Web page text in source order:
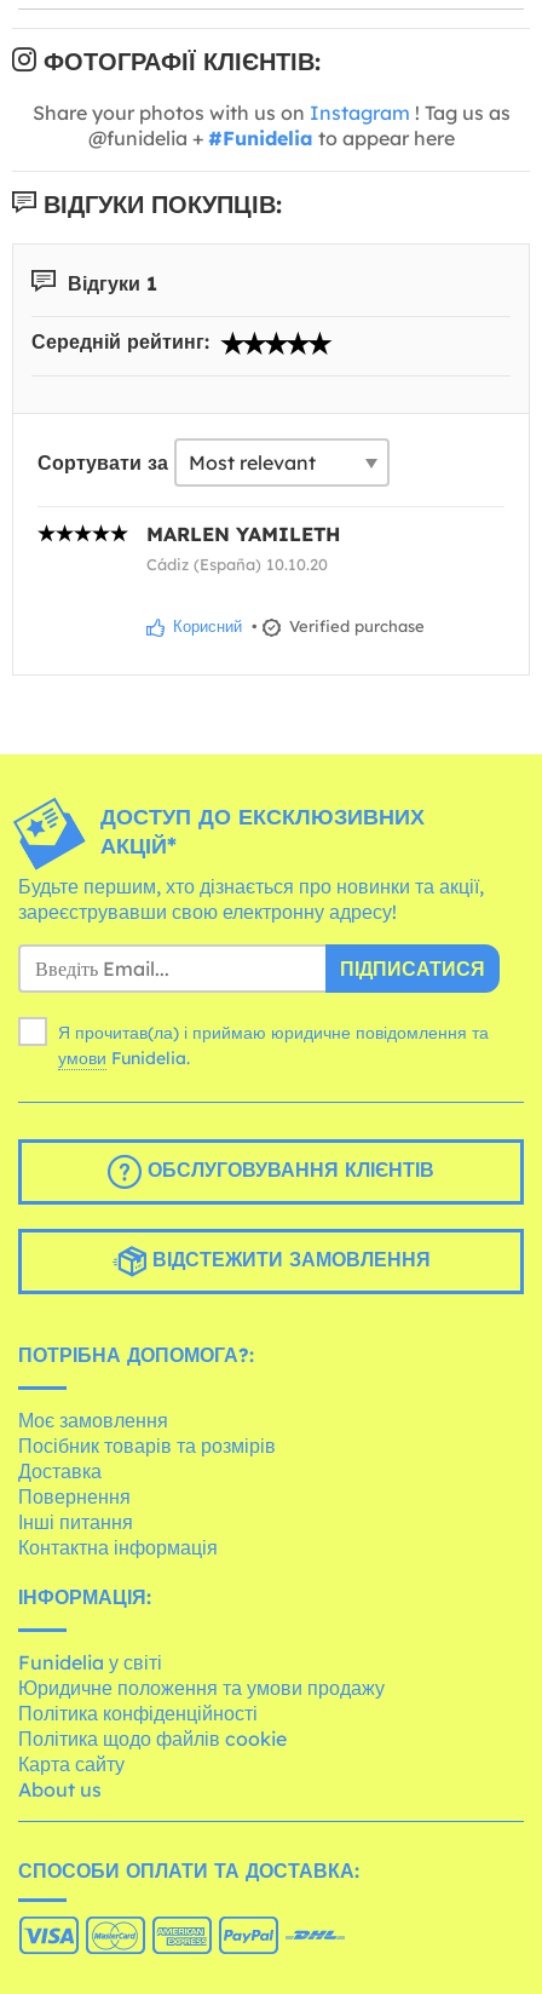
ФОТОГРАФІЇ КЛІЄНТІВ:
Share your photos with us on Instagram ! Tag us as
@funidelia + #Funidelia to appear here
ВІДГУКИ ПОКУПЦІВ:
Відгуки 1
Середній рейтинг:
Сортувати за
MARLEN YAMILETH
Cádiz (España) 10.10.20
Корисний • Verified purchase
ДОСТУП ДО ЕКСКЛЮЗИВНИХ
АКЦІЙ*
Будьте першим, хто дізнається про новинки та акції,
зареєструвавши свою електронну адресу!
ПІДПИСАТИСЯ
Я прочитав(ла) і приймаю юридичне повідомлення та
умови Funidelia.
ОБСЛУГОВУВАННЯ КЛІЄНТІВ
ВІДСТЕЖИТИ ЗАМОВЛЕННЯ
ПОТРІБНА ДОПОМОГА?:
Моє замовлення
Посібник товарів та розмірів
Доставка
Повернення
Інші питання
Контактна інформація
ІНФОРМАЦІЯ:
Funidelia у світі
Юридичне положення та умови продажу
Політика конфіденційності
Політика щодо файлів cookie
Карта сайту
About us
СПОСОБИ ОПЛАТИ ТА ДОСТАВКА: